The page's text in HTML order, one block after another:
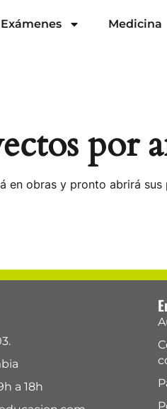
Exámenes Medicina
por
en obras y pronto abrirá sus
a 18h